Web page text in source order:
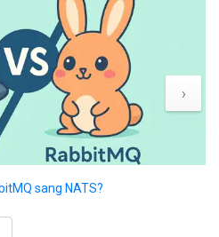
sang NATS?
›